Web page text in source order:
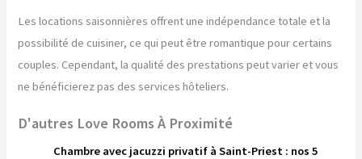
Les locations saisonnières offrent une indépendance totale et la
possibilité de cuisiner, ce qui peut être romantique pour certains
couples. Cependant, la qualité des prestations peut varier et vous
ne bénéficierez pas des services hôteliers.
D'autres Love Rooms À Proximité
Chambre avec jacuzzi privatif à Saint-Priest : nos 5